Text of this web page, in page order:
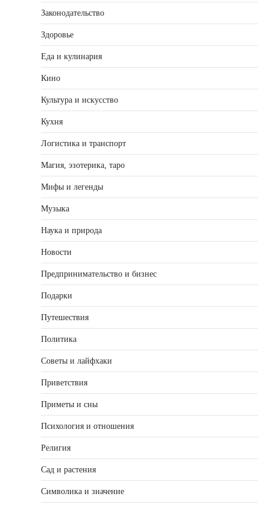
Законодательство
Здоровье
Еда и кулинария
Кино
Культура и искусство
Кухня
Логистика и транспорт
Магия, эзотерика, таро
Мифы и легенды
Музыка
Наука и природа
Новости
Предпринимательство и бизнес
Подарки
Путешествия
Политика
Советы и лайфхаки
Приветствия
Приметы и сны
Психология и отношения
Религия
Сад и растения
Символика и значение